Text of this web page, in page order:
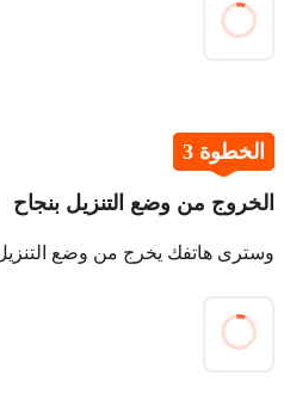
الخطوة 3
الخروج من وضع التنزيل بنجاح
وسترى هاتفك يخرج من وضع